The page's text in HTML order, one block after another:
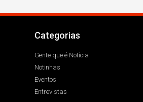
Categorias
Gente que é Notícia
Notinhas
Eventos
Entrevistas